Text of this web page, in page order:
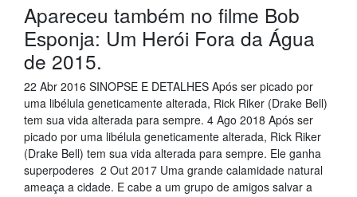
Apareceu também no filme Bob
Esponja: Um Herói Fora da Água
de 2015.
22 Abr 2016 SINOPSE E DETALHES Após ser picado por
uma libélula geneticamente alterada, Rick Riker (Drake Bell)
tem sua vida alterada para sempre. 4 Ago 2018 Após ser
picado por uma libélula geneticamente alterada, Rick Riker
(Drake Bell) tem sua vida alterada para sempre. Ele ganha
superpoderes 2 Out 2017 Uma grande calamidade natural
ameaça a cidade. E cabe a um grupo de amigos salvar a